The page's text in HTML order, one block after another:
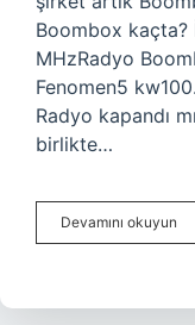
Boombox kaçta?
MHzRadyo
Fenomen5
Radyo kapandı
birlikte…
Devamını okuyun